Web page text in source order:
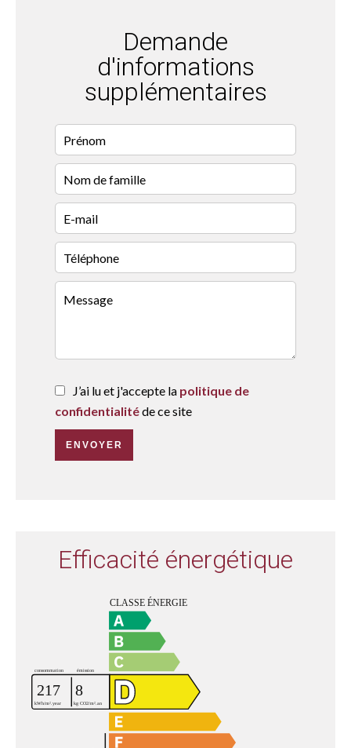
Demande
d'informations
supplémentaires
J’ai lu et j'accepte la politique de
confidentialitéde ce site
ENVOYER
Efficacité énergétique